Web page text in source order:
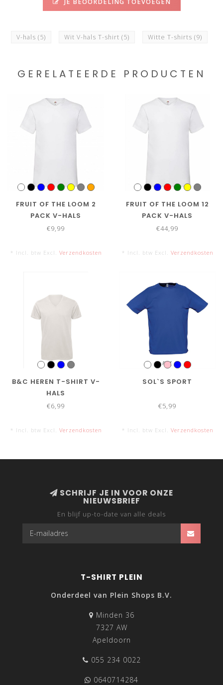
JE BEOORDELING TOEVOEGEN
V-hals (5) Wit V-hals T-shirt (5) Witte T-shirts (9)
GERELATEERDE PRODUCTEN
FRUIT OF THE LOOM 2
PACK V-HALS
€9,99
* Incl. btw Excl. Verzendkosten
FRUIT OF THE LOOM 12
PACK V-HALS
€44,99
* Incl. btw Excl. Verzendkosten
B&C HEREN T-SHIRT V-
HALS
€6,99
* Incl. btw Excl. Verzendkosten
SOL`S SPORT
€5,99
* Incl. btw Excl. Verzendkosten
SCHRIJF JE IN VOOR ONZE
NIEUWSBRIEF
En blijf up-to-date van alle deals
T-SHIRT PLEIN
Onderdeel van Plein Shops B.V.
Minden 36
7327 AW
Apeldoorn
055 234 0022
0640714284